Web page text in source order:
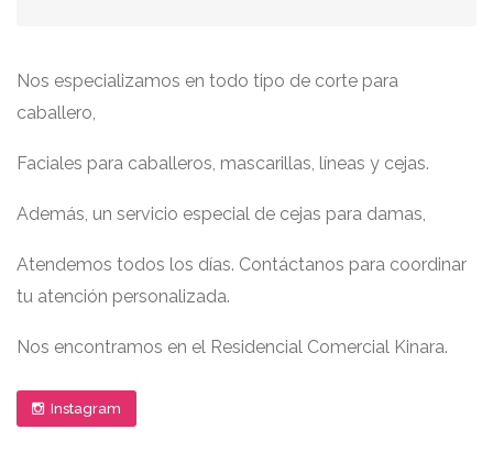
Nos especializamos en todo tipo de corte para
caballero,
Faciales para caballeros, mascarillas, líneas y cejas.
Además, un servicio especial de cejas para damas,
Atendemos todos los días. Contáctanos para coordinar
tu atención personalizada.
Nos encontramos en el Residencial Comercial Kinara.
Instagram